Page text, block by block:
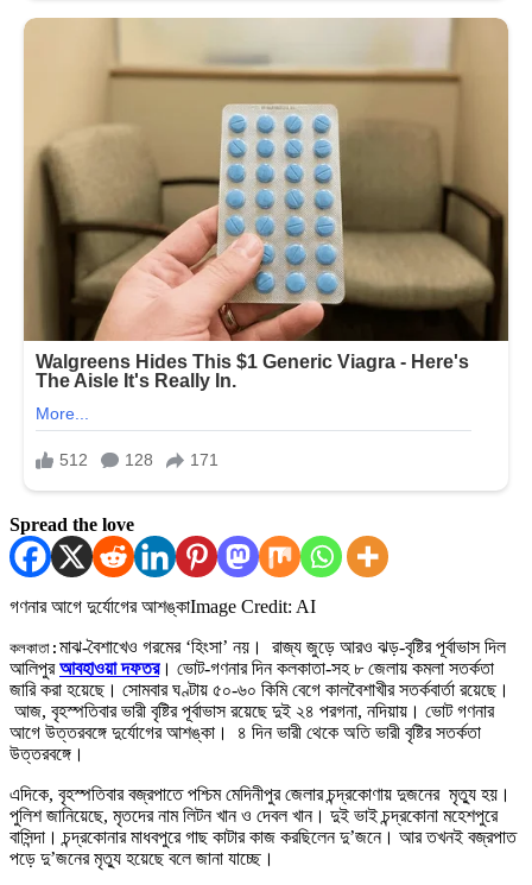
Spread the love
গণনার আগে দুর্যোগের আশঙ্কাImage Credit: AI
কলকাতা: মাঝ-বৈশাখেও গরমের ‘হিংসা’ নয়। রাজ্য জুড়ে আরও ঝড়-বৃষ্টির পূর্বাভাস দিল
আলিপুরআবহাওয়া দফতর। ভোট-গণনার দিন কলকাতা-সহ ৮ জেলায় কমলা সতর্কতা
জারি করা হয়েছে। সোমবার ঘণ্টায় ৫০-৬০ কিমি বেগে কালবৈশাখীর সতর্কবার্তা রয়েছে।
আজ, বৃহস্পতিবার ভারী বৃষ্টির পূর্বাভাস রয়েছে দুই ২৪ পরগনা, নদিয়ায়। ভোট গণনার
আগে উত্তরবঙ্গে দুর্যোগের আশঙ্কা। ৪ দিন ভারী থেকে অতি ভারী বৃষ্টির সতর্কতা
উত্তরবঙ্গে।
এদিকে, বৃহস্পতিবার বজ্রপাতে পশ্চিম মেদিনীপুর জেলার চন্দ্রকোণায় দুজনের মৃত্যু হয়।
পুলিশ জানিয়েছে, মৃতদের নাম লিটন খান ও দেবল খান। দুই ভাই চন্দ্রকোনা মহেশপুরে
বাসিন্দা। চন্দ্রকোনার মাধবপুরে গাছ কাটার কাজ করছিলেন দু’জনে। আর তখনই বজ্রপাত
পড়ে দু’জনের মৃত্যু হয়েছে বলে জানা যাচ্ছে।